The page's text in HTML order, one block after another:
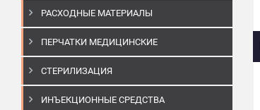
РАСХОДНЫЕ МАТЕРИАЛЫ
ПЕРЧАТКИ МЕДИЦИНСКИЕ
СТЕРИЛИЗАЦИЯ
ИНЪЕКЦИОННЫЕ СРЕДСТВА